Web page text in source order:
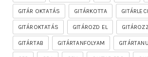
GITÁR OKTATÁS GITÁRKOTTA
GITÁROKTATÁS GITÁROZD EL
GITÁRTAB GITÁRTANFOLYAM